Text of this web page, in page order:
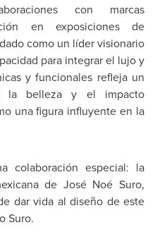
con marcas
en exposiciones de
como un líder visionario
para integrar el lujo y
y funcionales refleja un
la belleza y el impacto
una figura influyente en la
colaboración especial: la
de José Noé Suro,
dar vida al diseño de este
Suro.